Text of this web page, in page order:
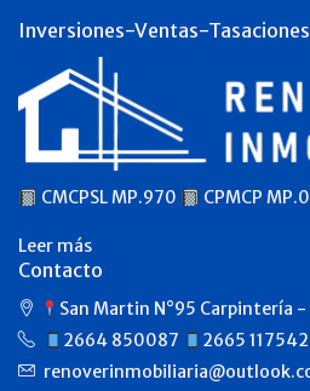
Inversiones-Ventas-
CMCPSL MP.970 CPMCP
Leer más
Contacto
San Martin N°95 Carpintería -
2664 850087
2665 117542